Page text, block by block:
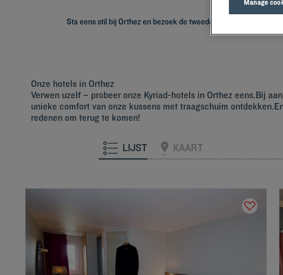
Sta eens stil bij Orthez en bezoek de tweede stad van Frankrijk
Onze hotels in Orthez
Verwen uzelf – probeer onze Kyriad-hotels in Orthez eens.Bij
unieke comfort van onze kussens met traagschuim
redenen om terug te komen!
LIJST KAART
Manage